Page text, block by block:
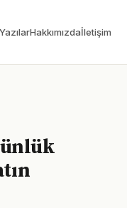
YazılarHakkımızdaİletişim